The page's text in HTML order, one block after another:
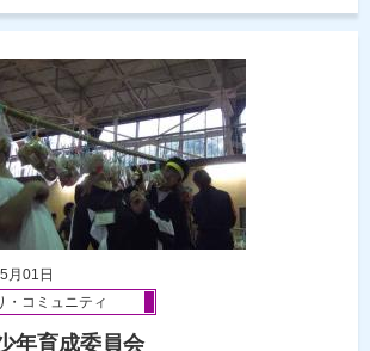
月01日
・コミュニティ
年育成委員会